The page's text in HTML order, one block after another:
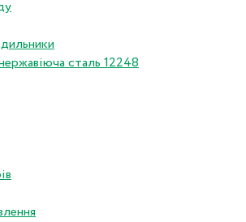
сталь 12248